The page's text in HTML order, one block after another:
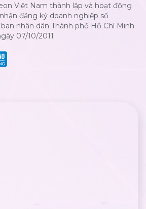
Việt Nam thành lập và hoạt động
đăng ký doanh nghiệp số
ban nhân dân Thành phố Hồ Chí Minh
07/10/2011